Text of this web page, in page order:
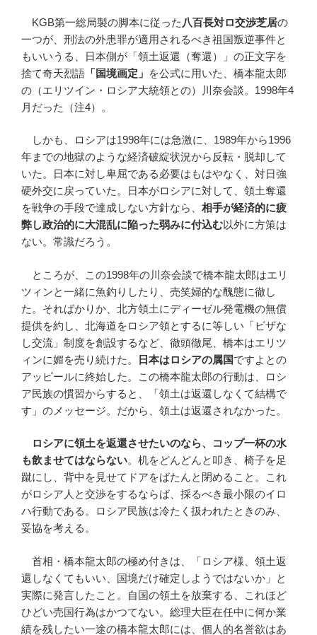
KGB第一総局製の脚本に従った 八百長対ロ交渉芝居の
一つが、刑法の外患罪が適用されるべき祖国叛逆事件と
もいいうる、日本側が「領土返還（奪還）」の正文字を
捨て奇天烈語 「国境画定」 を公式に用いた、橋本龍太郎
の（エリツイン・ロシア大統領との）川奈会談。1998年4
月だった（注4）。
しかも、ロシアは1998年には急激に、1989年から1996
年までの地獄のような経済破綻状況から反転・脱却して
いた。日本に対し卑屈である必要はもはやなく、対日強
硬外交に戻っていた。日本がロシアに対して、領土奪還
を戦争の手段で達成しない方針なら、 相手が経済的に疲
弊し政治的に大混乱に陥った弱みに付込む以外に方策は
ない。常識だろう。
ところが、この1998年の川奈会談で橋本龍太郎はエリ
ツィンと一緒に魚釣りしたり、売笑婦的な醜態に徹し
た。そればかりか、北方領土にディーゼル発電機の無償
提供を約し、北海道をロシア領とするに等しい「ビザな
し交流」制度を創設するなど、徹頭徹尾、橋本はエリツ
ィンに媚を売り続けた。
日本はロシアの属国ですよとの
アッピールに終始した。この橋本龍太郎の行動は、ロシ
ア民族の慣習からすると、「領土は返還しなくて結構で
す」のメッセージ。だから、領土は返還されなかった。
ロシアに領土を返還させたいのなら、コップ一杯の水
も飲ませてはならない。机をどんどんと叩き、椅子を足
蹴にし、背中を見せてドアをばたんと閉めること。これ
がロシア人と交渉をするならば、採るべき最小限のイロ
ハ行動である。ロシア民族は冷たく扱われたときのみ、
妥協を考える。
首相・橋本龍太郎の極め付きは、「ロシア様、領土返
還しなくてもいい、国境だけ確定しようではないか」と
実際に発言したこと。自国の領土を放棄する、これほど
ひどい売国行為はかつてない。総理大臣在任中に何か業
績を残したい一途の橋本龍太郎には、個人的名誉欲はあ